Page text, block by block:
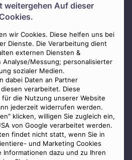
weitergehen Auf dieser
wir Cookies. Diese helfen uns bei
Dienste. Die Verarbeitung dient
externen Diensten &
Analyse/Messung; personalisierter
sozialer Medien.
dabei Daten an Partner
verarbeitet. Diese
die Nutzung unserer Website
jederzeit widerrufen werden.
klicken, willigen Sie zugleich ein,
von Google verarbeitet werden.
findet nicht statt, wenn Sie in
und Marketing Cookies
Informationen dazu und zu Ihren